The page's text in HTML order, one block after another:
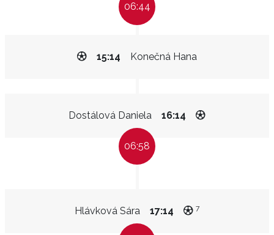
06:44
Konečná Hana
15:14
Dostálová Daniela 16:14
06:58
Hlávková Sára 17:14 7